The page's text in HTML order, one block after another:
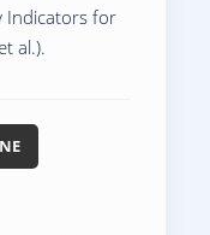
Indicators for
al.).